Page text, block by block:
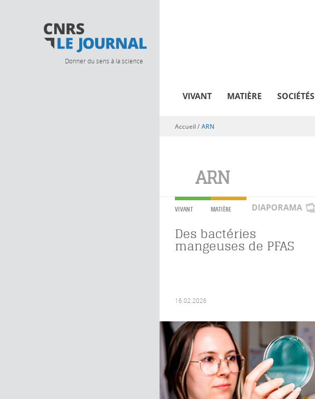
Donner du sens à la science
VIVANT MATIÈRE SOCIÉTÉS
Vous êtes ici
Accueil/ARN
ARN
VIVANT MATIÈRE DIAPORAMA
Des bactéries
mangeuses de PFAS
16.02.2026